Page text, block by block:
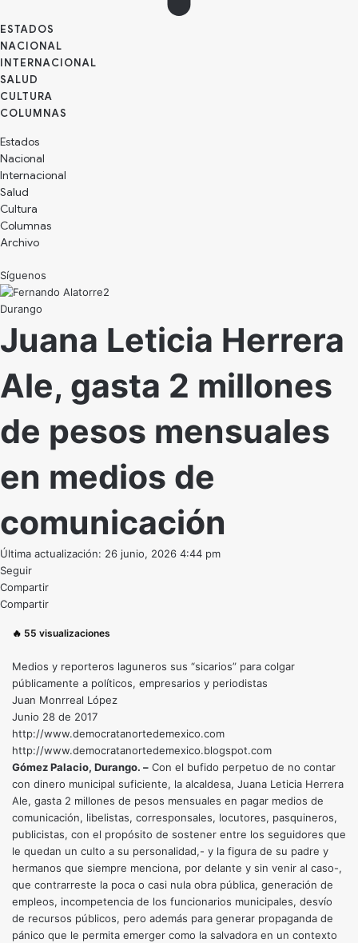
ESTADOS
NACIONAL
INTERNACIONAL
SALUD
CULTURA
Estados
Nacional
Internacional
Salud
Cultura
Archivo
Síguenos
Durango
Juana Leticia Herrera
Ale, gasta 2 millones
de pesos mensuales
en medios de
comunicación
Última actualización: 26 junio, 2026 4:44 pm
Seguir
Compartir
Compartir
🔥 55 visualizaciones
Medios y reporteros laguneros sus “sicarios” para colgar
públicamente a políticos, empresarios y periodistas
Juan Monrreal López
Junio 28 de 2017
http://www.democratanortedemexico.com
http://www.democratanortedemexico.blogspot.com
Gómez Palacio, Durango. – Con el bufido perpetuo de no contar
con dinero municipal suficiente, la alcaldesa, Juana Leticia Herrera
Ale, gasta 2 millones de pesos mensuales en pagar medios de
comunicación, libelistas, corresponsales, locutores, pasquineros,
publicistas, con el propósito de sostener entre los seguidores que
le quedan un culto a su personalidad,- y la figura de su padre y
hermanos que siempre menciona, por delante y sin venir al caso-,
que contrarreste la poca o casi nula obra pública, generación de
empleos, incompetencia de los funcionarios municipales, desvío
de recursos públicos, pero además para generar propaganda de
pánico que le permita emerger como la salvadora en un contexto